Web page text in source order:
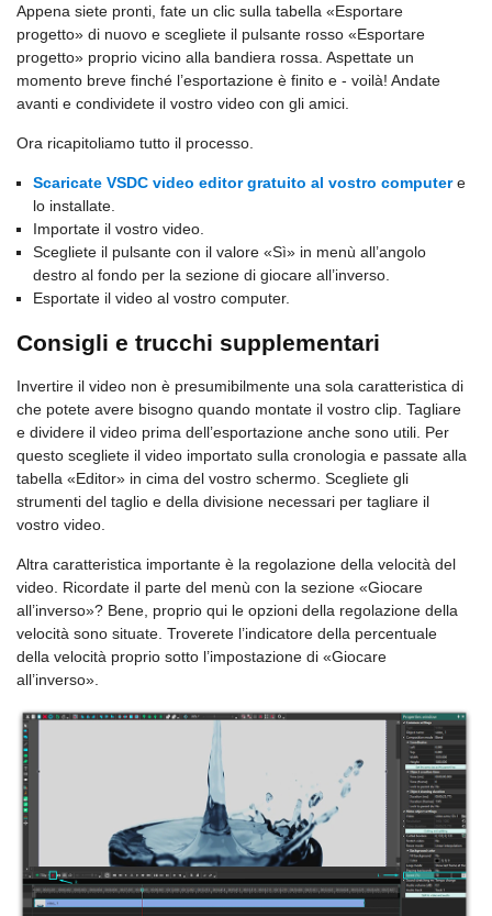
Appena siete pronti, fate un clic sulla tabella «Esportare
progetto» di nuovo e scegliete il pulsante rosso «Esportare
progetto» proprio vicino alla bandiera rossa. Aspettate un
momento breve finché l’esportazione è finito e - voilà! Andate
avanti e condividete il vostro video con gli amici.
Ora ricapitoliamo tutto il processo.
Scaricate VSDC video editor gratuito al vostro computere
lo installate.
Importate il vostro video.
Scegliete il pulsante con il valore «Sì» in menù all’angolo
destro al fondo per la sezione di giocare all’inverso.
Esportate il video al vostro computer.
Consigli e trucchi supplementari
Invertire il video non è presumibilmente una sola caratteristica di
che potete avere bisogno quando montate il vostro clip. Tagliare
e dividere il video prima dell’esportazione anche sono utili. Per
questo scegliete il video importato sulla cronologia e passate alla
tabella «Editor» in cima del vostro schermo. Scegliete gli
strumenti del taglio e della divisione necessari per tagliare il
vostro video.
Altra caratteristica importante è la regolazione della velocità del
video. Ricordate il parte del menù con la sezione «Giocare
all’inverso»? Bene, proprio qui le opzioni della regolazione della
velocità sono situate. Troverete l’indicatore della percentuale
della velocità proprio sotto l’impostazione di «Giocare
all’inverso».